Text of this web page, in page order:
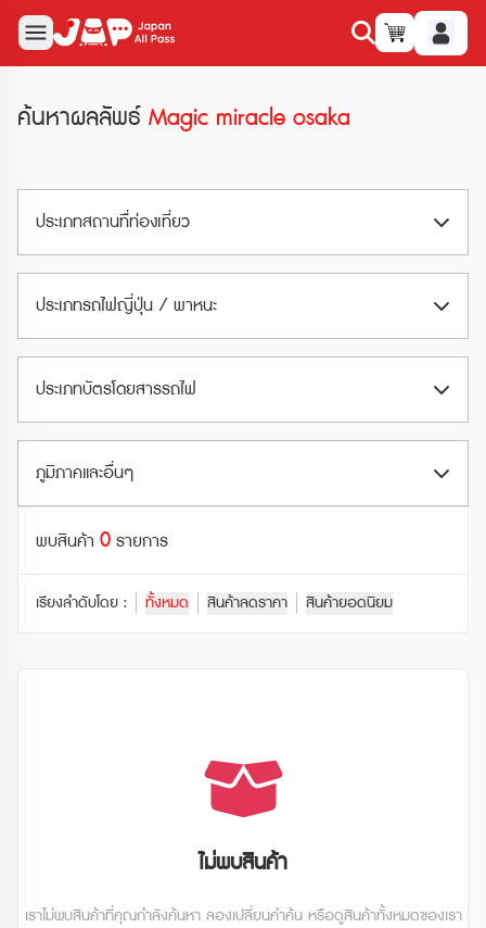
ค้นหาผลลัพธ์ Magic miracle osaka
ประเภทสถานทืี่ท่องเที่ยว
สวนสนุก (Amusement Park)
สวนน้ำ (Waterpark)
พิพิธภัณฑ์ (Museum)
สวนสัตว์และอควาเรียม (Zoo & Aquarium)
กระเช้าลอยฟ้า (Ropeway)
ประเภทรถไฟญี่ปุ่น / พาหนะ
Limited Express
Shinkansen
รถไฟใต้ดิน (Subway)
ประเภทบัตรโดยสารรถไฟ
ตั๋วรถไฟ JR (JR Ticket)
ตั๋วรถไฟอื่นๆ (Other Train Ticket)
ตั๋วรถไฟเอกชน (Private Railway Ticket)
พาสรถไฟ JR (JR Pass)
ภูมิภาคและอื่นๆ
ฮอกไกโด (Hokkaido)
โทโฮคุ (Tohoku)
พบสินค้า 0 รายการ
เรียงลำดับโดย : ทั้งหมด สินค้าลดราคา สินค้ายอดนิยม
ไม่พบสินค้า
เราไม่พบสินค้าที่คุณกำลังค้นหา ลองเปลี่ยนคำค้น หรือดูสินค้าทั้งหมดของเรา